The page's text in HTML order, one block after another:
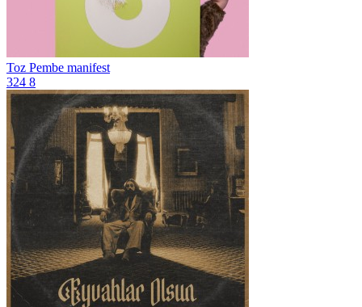
Toz Pembe manifest
324 8